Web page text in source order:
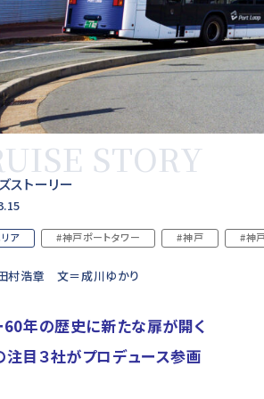
STORY
ストーリー
ア #神戸ポートタワー #神戸 #神
村浩章 文＝成川ゆかり
60年の歴史に新たな扉が開く
注目３社がプロデュース参画